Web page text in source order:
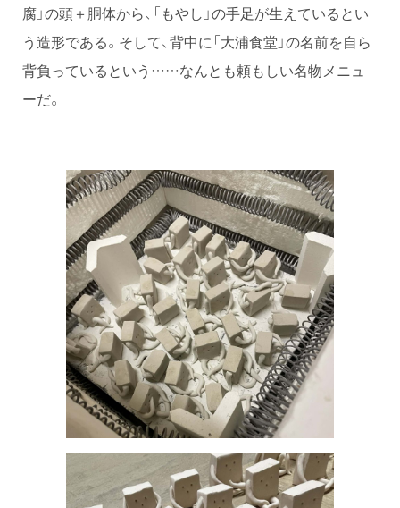
腐」の頭＋胴体から、「もやし」の手足が生えているとい
う造形である。そして、背中に「大浦食堂」の名前を自ら
背負っているという……なんとも頼もしい名物メニュ
ーだ。